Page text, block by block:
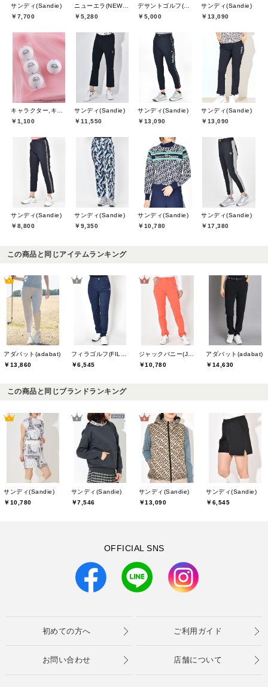
サンディ(Sandie)
￥7,700
ニューエラ(NEW ERA)
￥5,280
デサントゴルフ(DESCENTE GOLF)
￥5,000
サンディ(Sandie)
￥13,090
キャラクター,キャスコ(Kasco)
￥1,100
サンディ(Sandie)
￥11,550
サンディ(Sandie)
￥13,090
サンディ(Sandie)
￥13,090
サンディ(Sandie)
￥8,800
サンディ(Sandie)
￥9,350
サンディ(Sandie)
￥10,780
サンディ(Sandie)
￥17,380
この商品と同じアイテムランキング
アダバット(adabat)
￥13,860
￥6,545
￥10,780
アダバット(adabat)
￥14,630
この商品と同じブランドランキング
サンディ(Sandie)
￥10,780
サンディ(Sandie)
￥7,546
サンディ(Sandie)
￥13,090
サンディ(Sandie)
￥6,545
OFFICIAL SNS
初めての方へ ご利用ガイド
お問い合わせ 店舗について